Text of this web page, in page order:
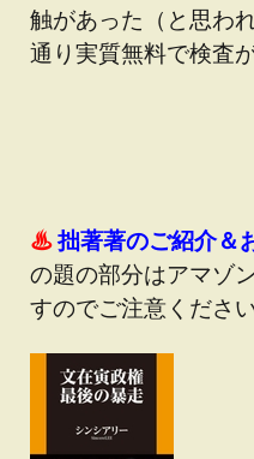
触があった（と思わ
通り実質無料で検査
♨拙著著のご紹介＆
の題の部分はアマゾ
すのでご注意ください